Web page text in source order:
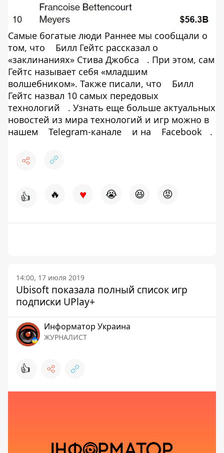
Самые богатые люди Раннее мы сообщали о
том, что
Билл Гейтс рассказал о
«заклинаниях» Стива Джобса
. При этом, сам
Гейтс называет себя «младшим
волшебником». Также писали, что
Билл
Гейтс назвал 10 самых передовых
технологий
. Узнать еще больше актуальных
новостей из мира технологий и игр можно в
нашем
Telegram-канале и на Facebook .
👍 🔥 ♥ 😭 😆 😡
14:00, 17 июля 2019
Ubisoft показала полный список игр
подписки UPlay+
Информатор Украина
ЖУРНАЛИСТ
👍